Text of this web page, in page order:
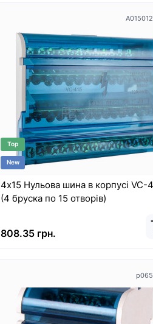
Top
New
4х15 Нульова шина в корпусі VC-
(4 бруска по 15 отворів)
808.35 грн.